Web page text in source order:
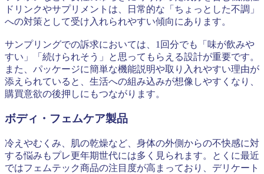
ドリンクやサプリメントは、日常的な「ちょっとした不調」
への対策として受け入れられやすい傾向にあります。
サンプリングでの訴求においては、1回分でも「味が飲みや
すい」「続けられそう」と思ってもらえる設計が重要です。
また、パッケージに簡単な機能説明や取り入れやすい理由が
添えられていると、生活への組み込みが想像しやすくなり、
購買意欲の後押しにもつながります。
ボディ・フェムケア製品
冷えやむくみ、肌の乾燥など、身体の外側からの不快感に対
する悩みもプレ更年期世代には多く見られます。とくに最近
ではフェムテック商品の注目度が高まっており、デリケート